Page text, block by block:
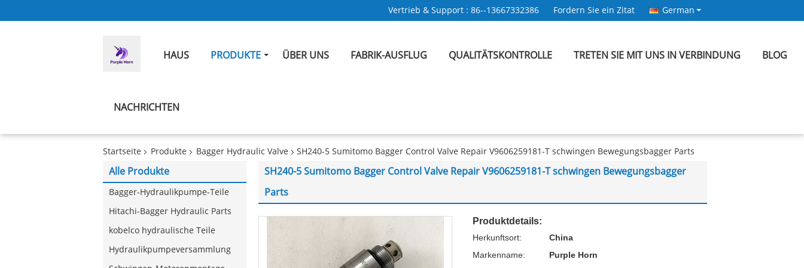
Vertrieb & Support : 86--13667332386 Fordern Sie ein Zitat German
HAUS PRODUKTE ÜBER UNS FABRIK-AUSFLUG QUALITÄTSKONTROLLE TRETEN SIE MIT UNS IN VERBINDUNG BLOG
NACHRICHTEN
Startseite Produkte Bagger Hydraulic Valve SH240-5 Sumitomo Bagger Control Valve Repair V9606259181-T schwingen Bewegungsbagger Parts
Alle Produkte
Bagger-Hydraulikpumpe-Teile
Hitachi-Bagger Hydraulic Parts
kobelco hydraulische Teile
Hydraulikpumpeversammlung
SH240-5 Sumitomo Bagger Control Valve Repair V9606259181-T schwingen Bewegungsbagger
Parts
Produktdetails:
Herkunftsort:
China
Markenname:
Purple Horn